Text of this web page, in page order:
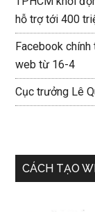
hỗ trợ tới 400
Facebook
web từ 16-4
Cục trưởng Lê
CÁCH TẠO